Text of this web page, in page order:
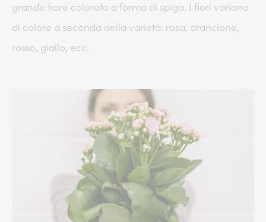
grande fiore colorato a forma di spiga. I fiori variano
di colore a seconda della varietà: rosa, arancione,
rosso, giallo, ecc.